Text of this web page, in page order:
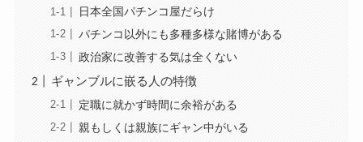
日本全国パチンコ屋だらけ
パチンコ以外にも多種多様な賭博がある
政治家に改善する気は全くない
ギャンブルに嵌る人の特徴
定職に就かず時間に余裕がある
親もしくは親族にギャン中がいる